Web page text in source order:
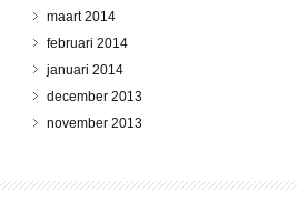
maart 2014
februari 2014
januari 2014
december 2013
november 2013